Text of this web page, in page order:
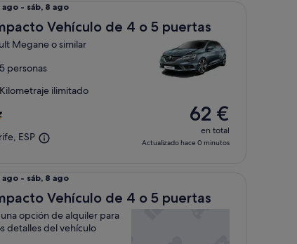
- sáb, 8 ago
Vehículo de 4 o 5 puertas
Megane o similar
5 personas
Kilometraje ilimitado
ESP
62 €
en total
Actualizado hace 0 minutos
- sáb, 8 ago
Vehículo de 4 o 5 puertas
opción de alquiler para
detalles del vehículo